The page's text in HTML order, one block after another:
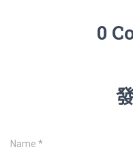
0
Name *